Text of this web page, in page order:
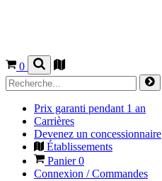
0
Prix garanti pendant 1 an
Carrières
Devenez un concessionnaire
Établissements
Panier0
Connexion / Commandes